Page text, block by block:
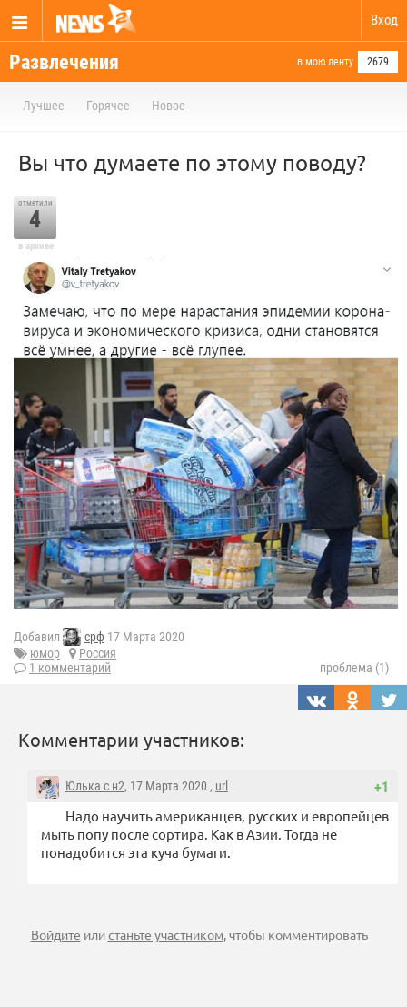
Вход
Развлечения в мою ленту 2679
Лучшее Горячее Новое
Вы что думаете по этому поводу?
отметили
4
в архиве
Добавил срф 17 Марта 2020
юмор
Россия
1 комментарий
проблема (1)
Комментарии участников:
+1
Юлька с н2, 17 Марта 2020 , url
Надо научить американцев, русских и европейцев
мыть попу после сортира. Как в Азии. Тогда не
понадобится эта куча бумаги.
Войдите илистаньте участником , чтобы комментировать